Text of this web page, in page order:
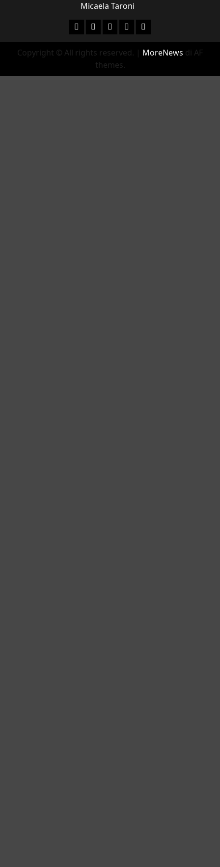
Micaela Taroni
FacebookInstagram
YouTubeTwitterEmail
Copyright © All rights reserved. | MoreNews di AF
themes.